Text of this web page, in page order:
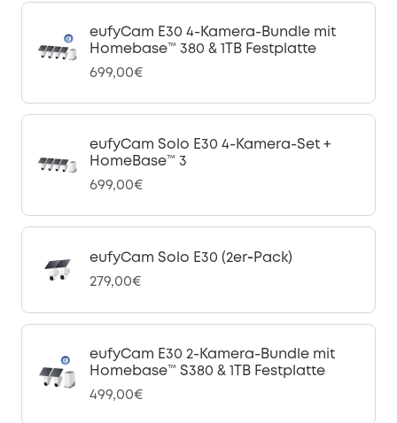
eufyCam E30 4-Kamera-Bundle mit
Homebase™ 380 & 1TB Festplatte
699,00€
eufyCam Solo E30 4-Kamera-Set +
HomeBase™ 3
699,00€
eufyCam Solo E30 (2er‑Pack)
279,00€
eufyCam E30 2-Kamera-Bundle mit
Homebase™ S380 & 1TB Festplatte
499,00€